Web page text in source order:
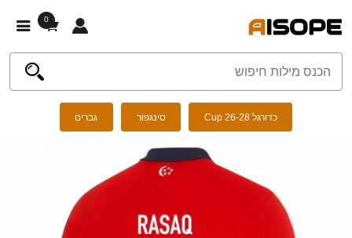
0
כדורגל Cup 26-28 סינגפור גברים